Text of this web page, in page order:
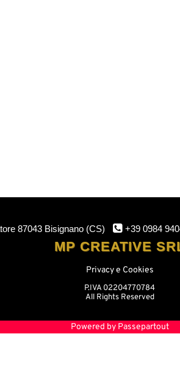
87043 Bisignano (CS) +39 0984
MP CREATIVE
Privacy e Cookies
P.IVA 02204770784
All Rights Reserved
Powered by Passepartout